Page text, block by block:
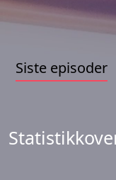
Siste episoder